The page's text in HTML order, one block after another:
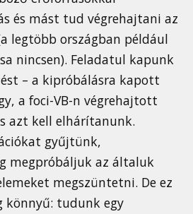
és mást tud végrehajtani az
legtöbb országban például
nincsen). Feladatul kapunk
– a kipróbálásra kapott
a foci-VB-n végrehajtott
azt kell elhárítanunk.
gyűjtünk,
megpróbáljuk az általuk
megszüntetni. De ez
könnyű: tudunk egy